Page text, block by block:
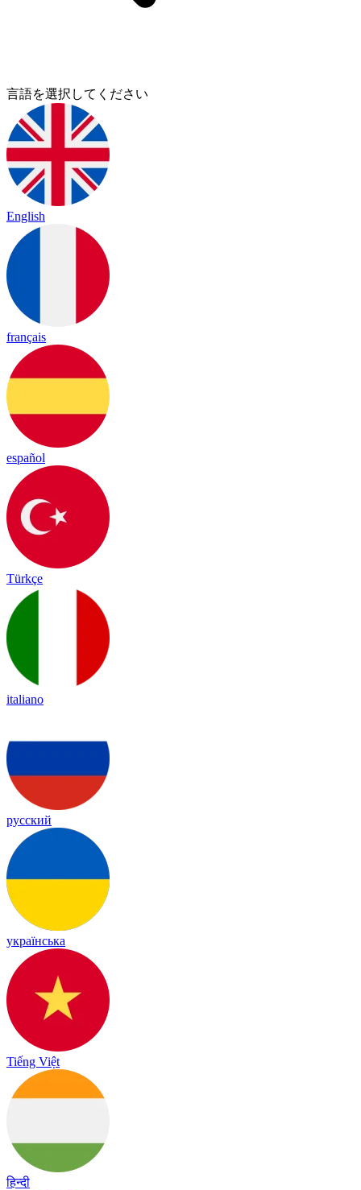
言語を選択してください
English
français
español
Türkçe
italiano
русский
українська
Tiếng Việt
हिन्दी